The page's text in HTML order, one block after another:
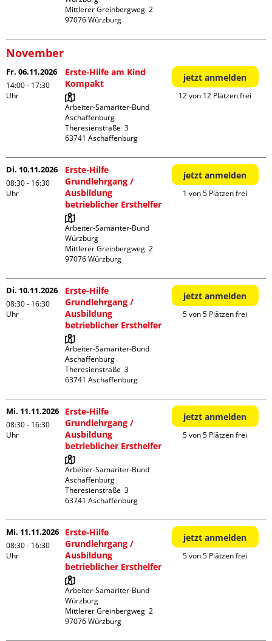
Mittlerer Greinbergweg  2
November
Fr. 06.11.2026
14:00 - 17:30
Uhr
Erste-Hilfe am Kind
Kompakt
Arbeiter-Samariter-Bund
Aschaffenburg
Theresienstraße  3
jetzt anmelden
12 von 12 Plätzen frei
Di. 10.11.2026
08:30 - 16:30
Uhr
Erste-Hilfe
Grundlehrgang /
Ausbildung
betrieblicher Ersthelfer
Arbeiter-Samariter-Bund
Würzburg
Mittlerer Greinbergweg  2
jetzt anmelden
1 von 5 Plätzen frei
Di. 10.11.2026
08:30 - 16:30
Uhr
Erste-Hilfe
Grundlehrgang /
Ausbildung
betrieblicher Ersthelfer
Arbeiter-Samariter-Bund
Aschaffenburg
Theresienstraße  3
jetzt anmelden
5 von 5 Plätzen frei
Mi. 11.11.2026
08:30 - 16:30
Uhr
Erste-Hilfe
Grundlehrgang /
Ausbildung
betrieblicher Ersthelfer
Arbeiter-Samariter-Bund
Aschaffenburg
Theresienstraße  3
jetzt anmelden
5 von 5 Plätzen frei
Mi. 11.11.2026
08:30 - 16:30
Uhr
Erste-Hilfe
Grundlehrgang /
Ausbildung
betrieblicher Ersthelfer
Arbeiter-Samariter-Bund
Würzburg
Mittlerer Greinbergweg  2
jetzt anmelden
5 von 5 Plätzen frei